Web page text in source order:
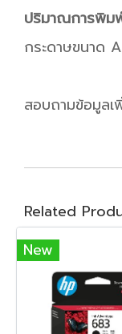
ปริมาณการพิม
กระดาษขนาด
สอบถามข้อมูลเ
Related
New